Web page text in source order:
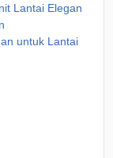
Lantai Elegan
untuk Lantai